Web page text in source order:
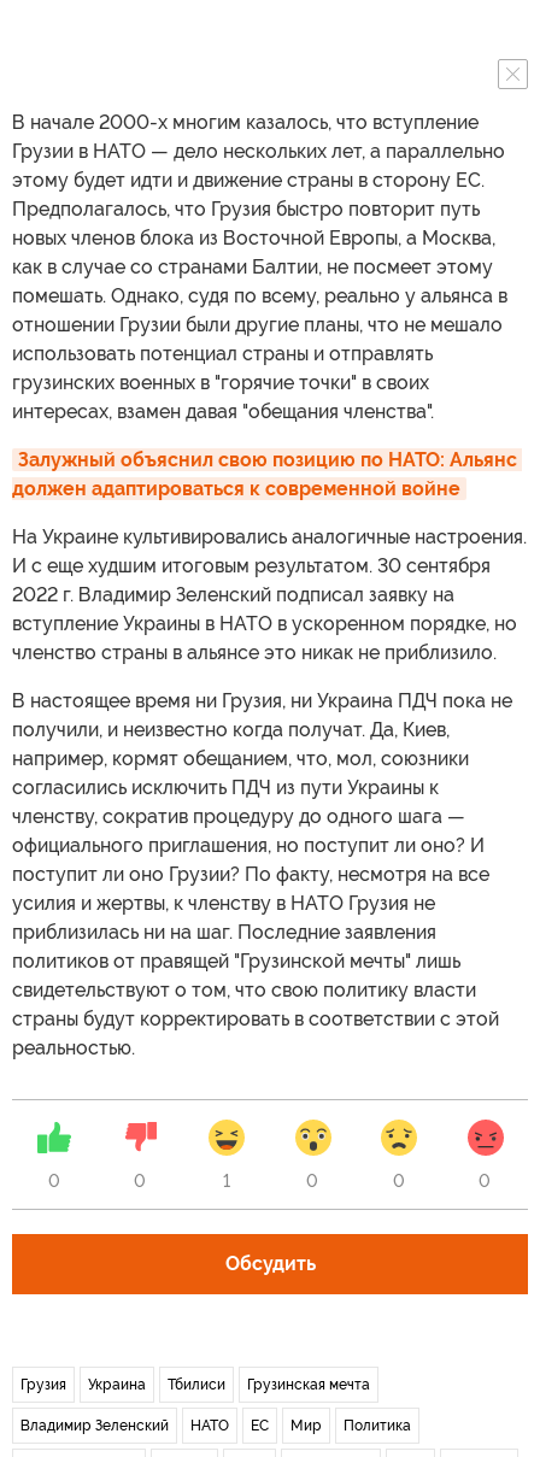
В начале 2000-х многим казалось, что вступление
Грузии в НАТО — дело нескольких лет, а параллельно
этому будет идти и движение страны в сторону ЕС.
Предполагалось, что Грузия быстро повторит путь
новых членов блока из Восточной Европы, а Москва,
как в случае со странами Балтии, не посмеет этому
помешать. Однако, судя по всему, реально у альянса в
отношении Грузии были другие планы, что не мешало
использовать потенциал страны и отправлять
грузинских военных в "горячие точки" в своих
интересах, взамен давая "обещания членства".
Залужный объяснил свою позицию по НАТО: Альянс
должен адаптироваться к современной войне
На Украине культивировались аналогичные настроения.
И с еще худшим итоговым результатом. 30 сентября
2022 г. Владимир Зеленский подписал заявку на
вступление Украины в НАТО в ускоренном порядке, но
членство страны в альянсе это никак не приблизило.
В настоящее время ни Грузия, ни Украина ПДЧ пока не
получили, и неизвестно когда получат. Да, Киев,
например, кормят обещанием, что, мол, союзники
согласились исключить ПДЧ из пути Украины к
членству, сократив процедуру до одного шага —
официального приглашения, но поступит ли оно? И
поступит ли оно Грузии? По факту, несмотря на все
усилия и жертвы, к членству в НАТО Грузия не
приблизилась ни на шаг. Последние заявления
политиков от правящей "Грузинской мечты" лишь
свидетельствуют о том, что свою политику власти
страны будут корректировать в соответствии с этой
реальностью.
0 0 1 0 0 0
Обсудить
Грузия Украина Тбилиси Грузинская мечта
Владимир Зеленский НАТО ЕС Мир Политика